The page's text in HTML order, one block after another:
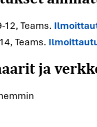
Teams.
Teams.ja